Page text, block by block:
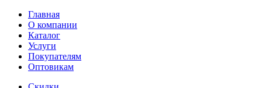
Главная
О компании
Каталог
Услуги
Покупателям
Оптовикам